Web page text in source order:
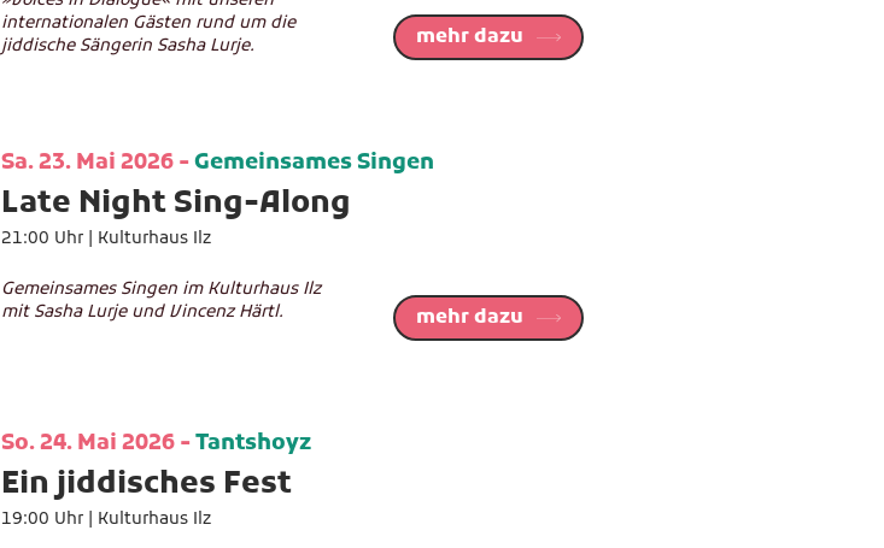
internationalen Gästen rund um die
jiddische Sängerin Sasha Lurje.
mehr dazu
Sa. 23. Mai 2026 -Gemeinsames Singen
Late Night Sing-Along
21:00 Uhr | Kulturhaus Ilz
Gemeinsames Singen im Kulturhaus Ilz
mit Sasha Lurje und Vincenz Härtl.
mehr dazu
So. 24. Mai 2026 -Tantshoyz
Ein jiddisches Fest
19:00 Uhr | Kulturhaus Ilz